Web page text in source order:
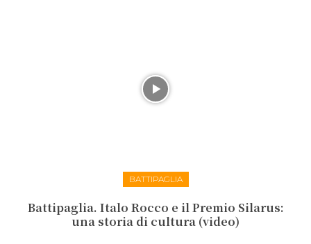
BATTIPAGLIA
Battipaglia. Italo Rocco e il Premio Silarus:
una storia di cultura (video)